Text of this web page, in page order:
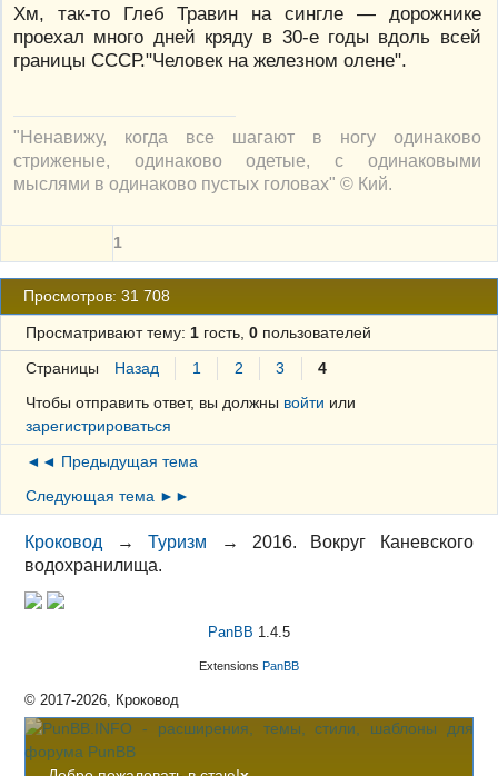
Хм, так-то Глеб Травин на сингле — дорожнике
проехал много дней кряду в 30-е годы вдоль всей
границы СССР."Человек на железном олене".
"Ненавижу, когда все шагают в ногу одинаково
стриженые, одинаково одетые, с одинаковыми
мыслями в одинаково пустых головах" © Кий.
1
Просмотров: 31 708
Просматривают тему: 1гость, 0пользователей
Страницы Назад 1 2 3
4
Чтобы отправить ответ, вы должны войти или
зарегистрироваться
◄◄ Предыдущая тема
Следующая тема ►►
Кроковод →Туризм → 2016. Вокруг Каневского
водохранилища.
PanBB 1.4.5
Extensions PanBB
© 2017-2026, Кроковод